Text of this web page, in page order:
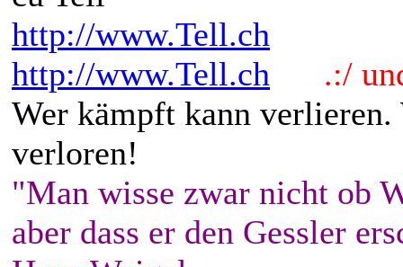
http://www.Tell.ch
http://www.Tell.ch
.:/
Wer kämpft kann
verloren!
"Man wisse zwar nicht ob
aber dass er den Gessler